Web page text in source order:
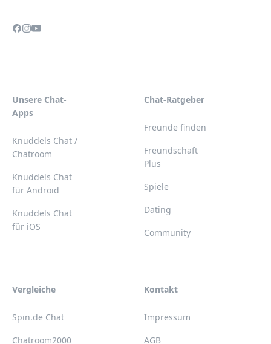
Unsere Chat-
Apps
Knuddels Chat /
Chatroom
Knuddels Chat
für Android
Knuddels Chat
für iOS
Chat-Ratgeber
Freunde finden
Freundschaft
Plus
Spiele
Dating
Community
Vergleiche
Spin.de Chat
Chatroom2000
Kontakt
Impressum
AGB